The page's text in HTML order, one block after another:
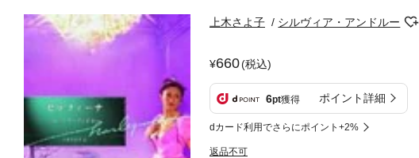
上木さよ子 シルヴィア・アンドルー
660(税込)
6pt獲得 ポイント詳細
dカード利用でさらにポイント+2%
返品不可